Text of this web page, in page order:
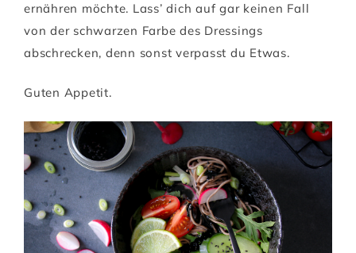
ernähren möchte. Lass’ dich auf gar keinen Fall
von der schwarzen Farbe des Dressings
abschrecken, denn sonst verpasst du Etwas.
Guten Appetit.